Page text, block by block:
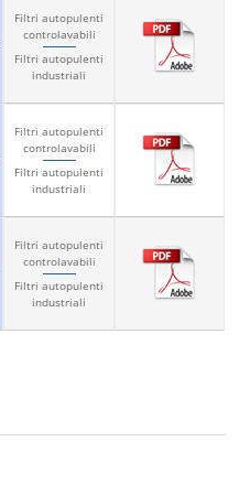
Filtri autopulenti
controlavabili
Filtri autopulenti
industriali
Filtri autopulenti
controlavabili
Filtri autopulenti
industriali
Filtri autopulenti
controlavabili
Filtri autopulenti
industriali